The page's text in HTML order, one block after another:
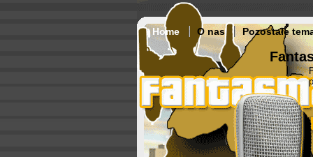
Home O nas Pozostałe